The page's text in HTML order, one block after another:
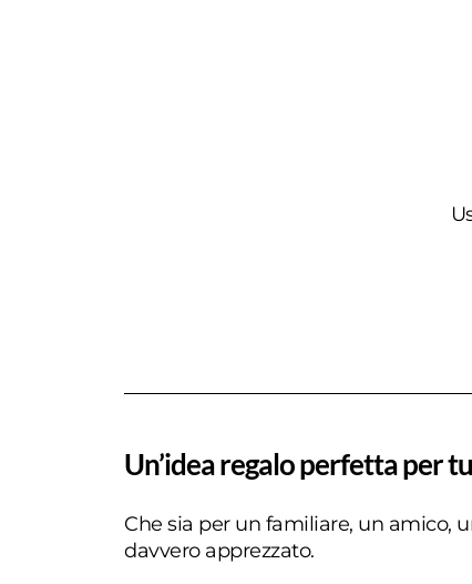
Un’idea regalo perfetta per
Che sia per un familiare, un amico,
davvero apprezzato.